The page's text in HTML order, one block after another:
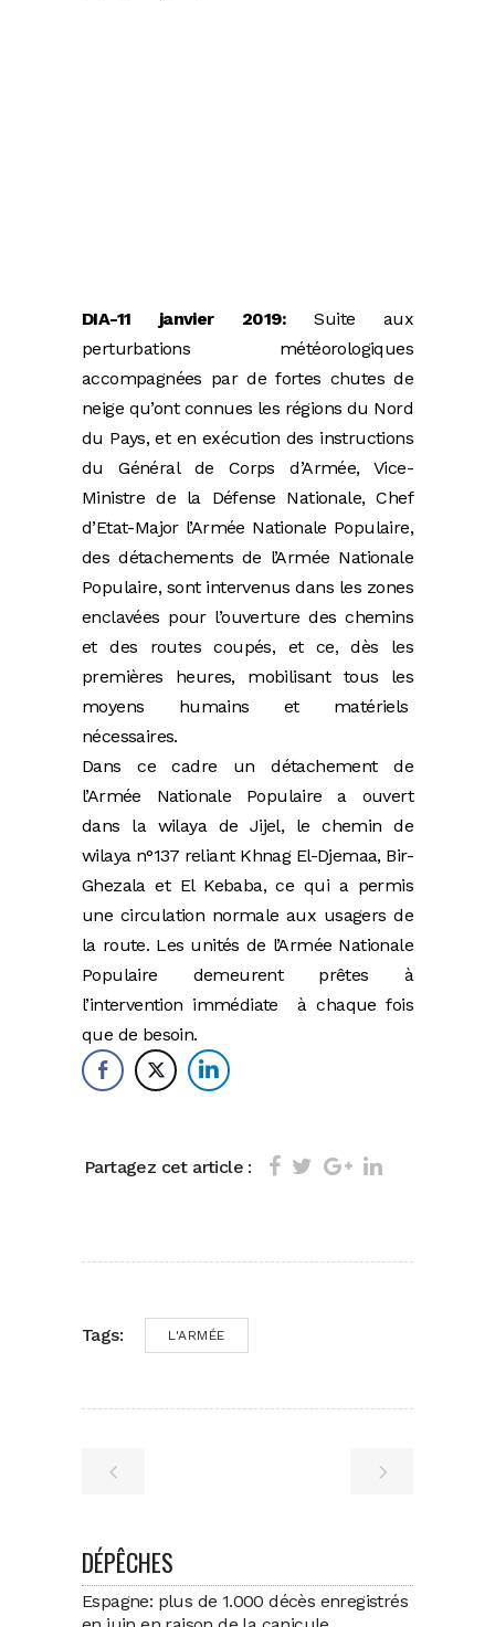
DIA-11 janvier 2019: Suite aux
perturbations météorologiques
accompagnées par de fortes chutes de
neige qu’ont connues les régions du Nord
du Pays, et en exécution des instructions
du Général de Corps d’Armée, Vice-
Ministre de la Défense Nationale, Chef
d’Etat-Major l’Armée Nationale Populaire,
des détachements de l’Armée Nationale
Populaire, sont intervenus dans les zones
enclavées pour l’ouverture des chemins
et des routes coupés, et ce, dès les
premières heures, mobilisant tous les
moyens humains et matériels
nécessaires.
Dans ce cadre un détachement de
l’Armée Nationale Populaire a ouvert
dans la wilaya de Jijel, le chemin de
wilaya n°137 reliant Khnag El-Djemaa, Bir-
Ghezala et El Kebaba, ce qui a permis
une circulation normale aux usagers de
la route. Les unités de l’Armée Nationale
Populaire demeurent prêtes à
l’intervention immédiate à chaque fois
que de besoin.
Partagez cet article :
Tags: L'ARMÉE
DÉPÊCHES
Espagne: plus de 1.000 décès enregistrés